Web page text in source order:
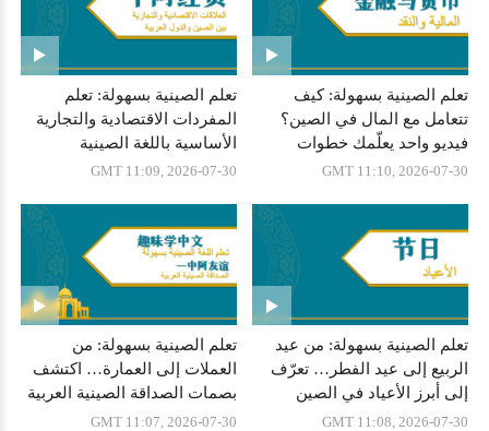
تعلم الصينية بسهولة: كيف
تتعامل مع المال في الصين؟
فيديو واحد يعلّمك خطوات
صرف العملات والدفع
GMT 11:10, 2026-07-30
تعلم الصينية بسهولة: تعلم
المفردات الاقتصادية والتجارية
الأساسية باللغة الصينية
GMT 11:09, 2026-07-30
تعلم الصينية بسهولة: من عيد
الربيع إلى عيد الفطر… تعرّف
إلى أبرز الأعياد في الصين
والعالم العربي باللغة الصينية
GMT 11:08, 2026-07-30
تعلم الصينية بسهولة: من
العملات إلى العمارة… اكتشف
بصمات الصداقة الصينية العربية
GMT 11:07, 2026-07-30